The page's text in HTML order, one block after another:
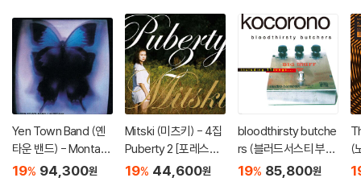
Yen Town Band (옌
타운 밴드) - Montag
e [LP]
19% 94,300원
Mitski (미츠키) - 4집
Puberty 2 [포레스트
쉐도우 컬러 LP]
19% 44,600원
bloodthirsty butche
rs (블러드서스티 부처
스) - kocorono [LP]
19% 85,800원
(